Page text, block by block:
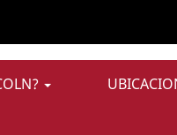
"
por Lincoln Electric